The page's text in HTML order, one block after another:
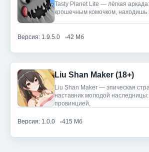
Tasty Planet Lite — лёгкая
крошечным комочком,
Версия: 1.9.5.0 42 Мб
Liu Shan Maker (18+)
Liu Shan Maker — эпическая
наставник молодой
провинцией,
Версия: 1.0.0 415 Мб